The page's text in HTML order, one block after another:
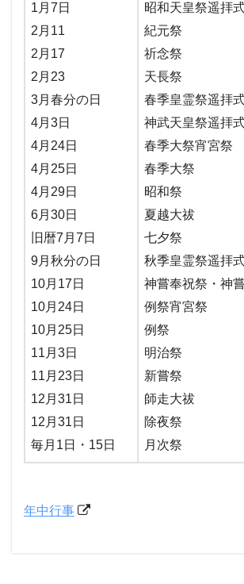
1月7日
2月11
2月17
2月23
3月春分の日
4月3日
4月24日
4月25日
4月29日
6月30日
旧暦7月7日
9月秋分の日
10月17日
10月24日
10月25日
11月3日
11月23日
12月31日
12月31日
毎月1日・15日
昭和天皇祭遥拝
紀元祭
祈念祭
天長祭
春季皇霊祭遥拝
神武天皇祭遥拝
春季大祭宵宮祭
春季大祭
昭和祭
夏越大祓
七夕祭
秋季皇霊祭遥拝
神嘗奉祝祭・神
例祭宵宮祭
例祭
明治祭
新嘗祭
師走大祓
除夜祭
月次祭
年中行事